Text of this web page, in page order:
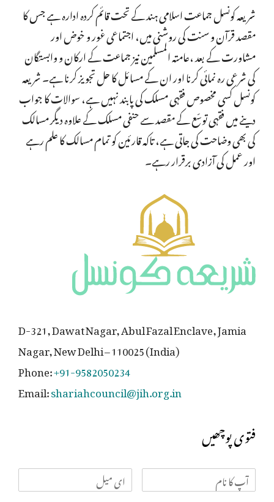
شریعہ کونسل جماعت اسلامی ہند کے تحت قائم کردہ ادارہ ہے جس کا
مقصد قرآن و سنت کی روشنی میں، اجتماعی غور و خوض اور
مشاورت کے بعد ،عامتہ المسلمین نیز جماعت کے ارکان و وابستگان
کی شرعی رہ نمائی کرنا اور ان کے مسائل کا حل تجویز کرنا ہے۔ شریعہ
کونسل کسی مخصوص فقہی مسلک کی پابند نہیں ہے، سوالات کا جواب
دینے میں فقہی توسّع کے مقصد سے حنفی مسلک کے علاوہ دیگر مسالک
کی بھی وضاحت کی جاتی ہے، تاکہ قارئین کو تمام مسالک کا علم رہے
اور عمل کی آزادی برقرار رہے۔
D-321, Dawat Nagar, Abul Fazal Enclave, Jamia
Nagar, New Delhi – 110025 (India)
Phone:+91-9582050234
Email:shariahcouncil@jih.org.in
فتوی پوچھیں